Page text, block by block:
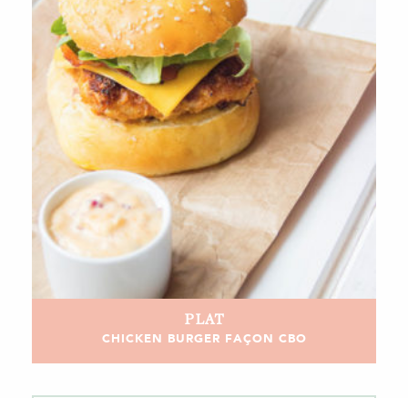
PLAT
CHICKEN BURGER FAÇON CBO